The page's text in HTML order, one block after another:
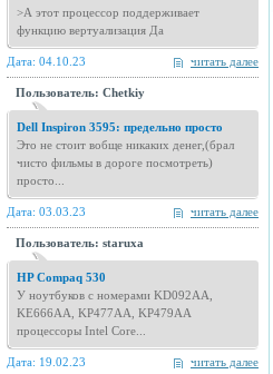
>А этот процессор поддерживает
функцию вертуализация Да
читать далее
Дата: 04.10.23
Пользователь: Chetkiy
Dell Inspiron 3595: предельно просто
Это не стоит вобще никаких денег,(брал
чисто фильмы в дороге посмотреть)
просто...
читать далее
Дата: 03.03.23
Пользователь: staruxa
HP Compaq 530
У ноутбуков с номерами KD092AA,
KE666AA, KP477AA, KP479AA
процессоры Intel Core...
читать далее
Дата: 19.02.23